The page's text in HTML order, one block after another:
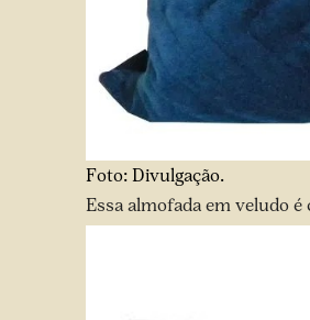
Foto: Divulgação.
Essa almofada em veludo